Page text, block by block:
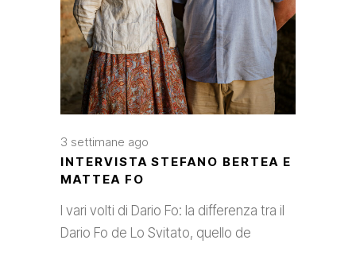
3 settimane ago
INTERVISTA STEFANO BERTEA E
MATTEA FO
I vari volti di Dario Fo: la differenza tra il
Dario Fo de Lo Svitato, quello de